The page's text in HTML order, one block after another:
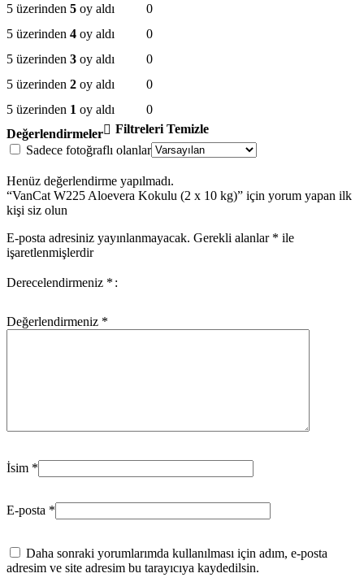
5 üzerinden 5 oy aldı
0
5 üzerinden 4 oy aldı
0
5 üzerinden 3 oy aldı
0
5 üzerinden 2 oy aldı
0
5 üzerinden 1 oy aldı
0
Değerlendirmeler
Filtreleri Temizle
Sadece fotoğraflı olanlar
Henüz değerlendirme yapılmadı.
“VanCat W225 Aloevera Kokulu (2 x 10 kg)” için yorum yapan ilk
kişi siz olun
E-posta adresiniz yayınlanmayacak. Gerekli alanlar * ile
işaretlenmişlerdir
Derecelendirmeniz *
Değerlendirmeniz *
İsim *
E-posta *
Daha sonraki yorumlarımda kullanılması için adım, e-posta
adresim ve site adresim bu tarayıcıya kaydedilsin.